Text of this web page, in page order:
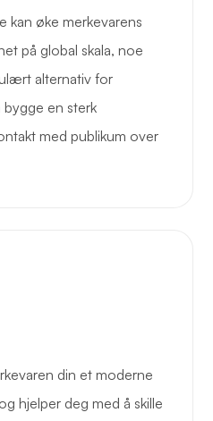
kan øke merkevarens
på global skala, noe
alternativ for
en sterk
med publikum over
din et moderne
hjelper deg med å skille